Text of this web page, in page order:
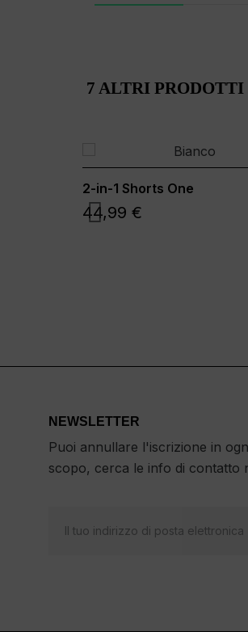
7 ALTRI
2-in-1 Shorts One
44,99 €
NEWSLETTER
Puoi annullare l'iscrizione in
scopo, cerca le info di contatto